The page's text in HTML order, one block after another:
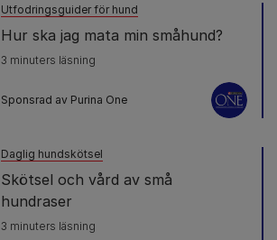
Utfodringsguider för hund
Hur ska jag mata min småhund?
3 minuters läsning
Sponsrad av Purina One
Daglig hundskötsel
Skötsel och vård av små
hundraser
3 minuters läsning